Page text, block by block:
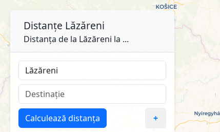
Distanțe Lăzăreni
Distanța de la Lăzăreni la ...
Calculează distanța +